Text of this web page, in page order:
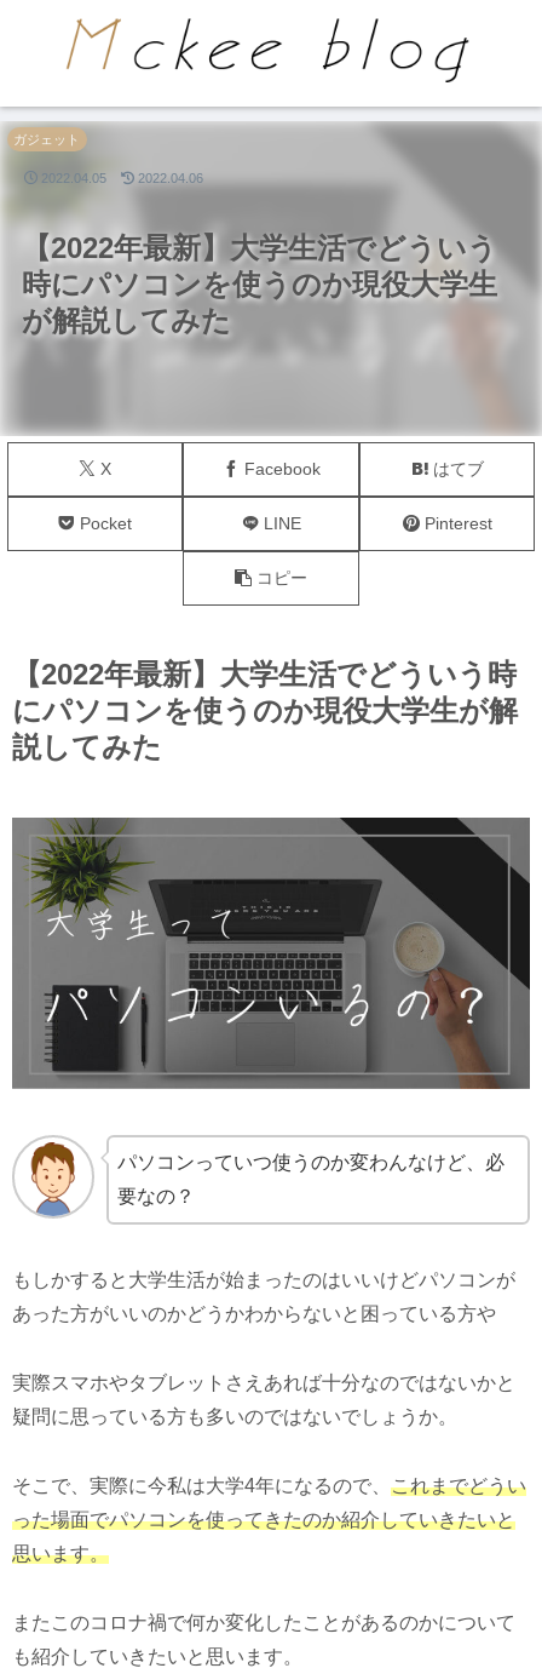
PR
【2022年最新】大学生活でどういう
時にパソコンを使うのか現役大学生
が解説してみた
ガジェット
X Facebook はてブ
Pocket LINE Pinterest
コピー
2022.04.05 2022.04.06
【2022年最新】大学生活でどういう時
にパソコンを使うのか現役大学生が解
説してみた
パソコンっていつ使うのか変わんなけど、必
要なの？
もしかすると大学生活が始まったのはいいけどパソコンが
あった方がいいのかどうかわからないと困っている方や
実際スマホやタブレットさえあれば十分なのではないかと
疑問に思っている方も多いのではないでしょうか。
そこで、実際に今私は大学4年になるので、 これまでどうい
った場面でパソコンを使ってきたのか紹介していきたいと
思います。
またこのコロナ禍で何か変化したことがあるのかについて
も紹介していきたいと思います。